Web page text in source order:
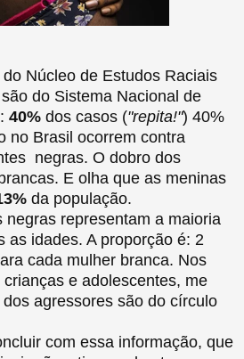
Núcleo de Estudos Raciais
do Sistema Nacional de
40% dos casos ("repita!") 40%
no Brasil ocorrem contra
negras. O dobro dos
E olha que as meninas
da população.
representam a maioria
as idades. A proporção é: 2
cada mulher branca. Nos
e adolescentes, me
dos agressores são do círculo
com essa informação, que